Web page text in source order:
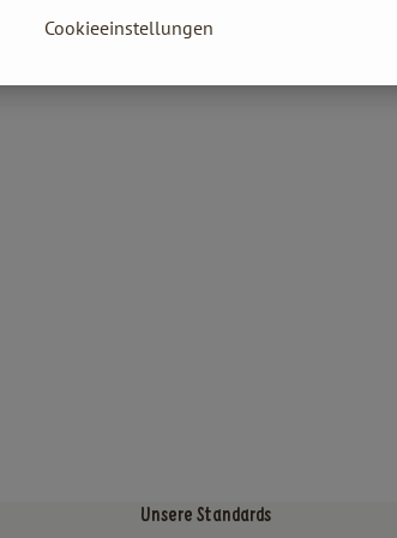
Unsere Standards
Cookieeinstellungen